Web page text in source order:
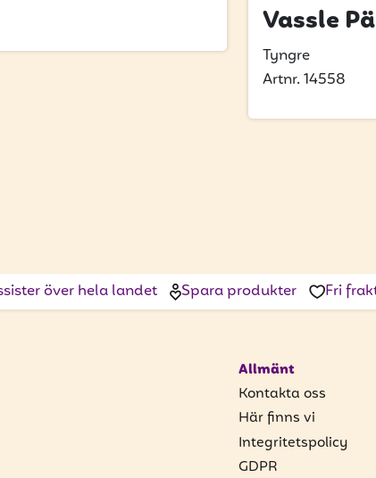
Vassle
Tyngre
Artnr. 14558
över hela landet Spara produkter Fri
Allmänt
Kontakta oss
Här finns vi
Integritetspolicy
GDPR